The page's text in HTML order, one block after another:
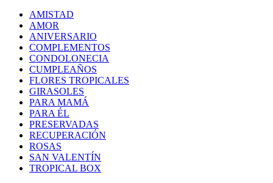
AMISTAD
AMOR
ANIVERSARIO
COMPLEMENTOS
CONDOLONECIA
CUMPLEAÑOS
FLORES TROPICALES
GIRASOLES
PARA MAMÁ
PARA ÉL
PRESERVADAS
RECUPERACIÓN
ROSAS
SAN VALENTÍN
TROPICAL BOX